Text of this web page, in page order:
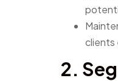
clients
2.